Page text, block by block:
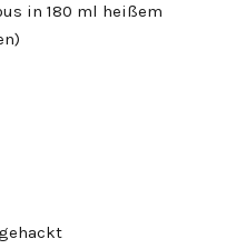
in 180 ml heißem